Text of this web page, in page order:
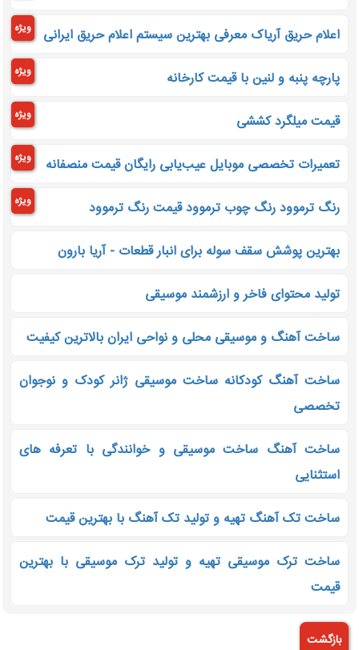
اعلام حریق آریاک معرفی بهترین سیستم اعلام حریق ایرانی ویژه
پارچه پنبه و لنین با قیمت کارخانه ویژه
قیمت میلگرد کششی ویژه
تعمیرات تخصصی موبایل عیب‌یابی رایگان قیمت منصفانه ویژه
رنگ ترموود رنگ چوب ترموود قیمت رنگ ترموود ویژه
بهترین پوشش سقف سوله برای انبار قطعات - آریا بارون
تولید محتوای فاخر و ارزشمند موسیقی
ساخت آهنگ و موسیقی محلی و نواحی ایران بالاترین کیفیت
ساخت آهنگ کودکانه ساخت موسیقی ژانر کودک و نوجوان
تخصصی
ساخت آهنگ ساخت موسیقی و خوانندگی با تعرفه های
استثنایی
ساخت تک آهنگ تهیه و تولید تک آهنگ با بهترین قیمت
ساخت ترک موسیقی تهیه و تولید ترک موسیقی با بهترین
قیمت